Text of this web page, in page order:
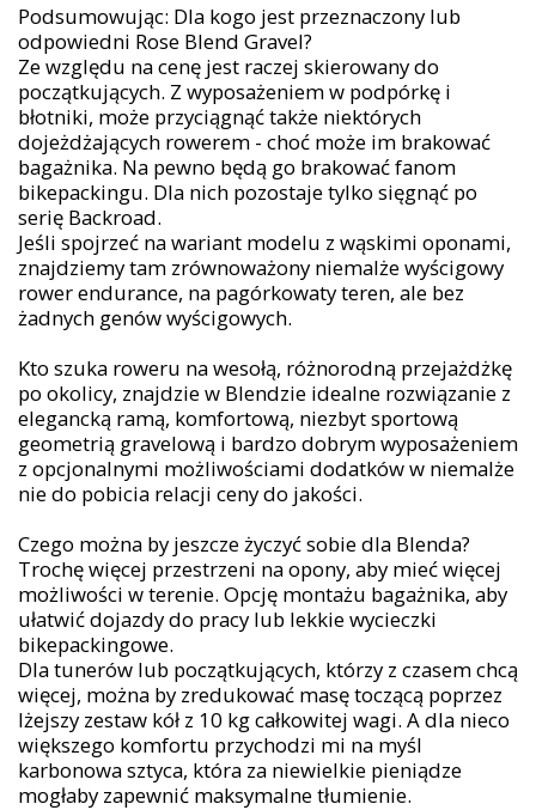
Podsumowując: Dla kogo jest przeznaczony lub
odpowiedni Rose Blend Gravel?
Ze względu na cenę jest raczej skierowany do
początkujących. Z wyposażeniem w podpórkę i
błotniki, może przyciągnąć także niektórych
dojeżdżających rowerem - choć może im brakować
bagażnika. Na pewno będą go brakować fanom
bikepackingu. Dla nich pozostaje tylko sięgnąć po
serię Backroad.
Jeśli spojrzeć na wariant modelu z wąskimi oponami,
znajdziemy tam zrównoważony niemalże wyścigowy
rower endurance, na pagórkowaty teren, ale bez
żadnych genów wyścigowych.
Kto szuka roweru na wesołą, różnorodną przejażdżkę
po okolicy, znajdzie w Blendzie idealne rozwiązanie z
elegancką ramą, komfortową, niezbyt sportową
geometrią gravelową i bardzo dobrym wyposażeniem
z opcjonalnymi możliwościami dodatków w niemalże
nie do pobicia relacji ceny do jakości.
Czego można by jeszcze życzyć sobie dla Blenda?
Trochę więcej przestrzeni na opony, aby mieć więcej
możliwości w terenie. Opcję montażu bagażnika, aby
ułatwić dojazdy do pracy lub lekkie wycieczki
bikepackingowe.
Dla tunerów lub początkujących, którzy z czasem chcą
więcej, można by zredukować masę toczącą poprzez
lżejszy zestaw kół z 10 kg całkowitej wagi. A dla nieco
większego komfortu przychodzi mi na myśl
karbonowa sztyca, która za niewielkie pieniądze
mogłaby zapewnić maksymalne tłumienie.